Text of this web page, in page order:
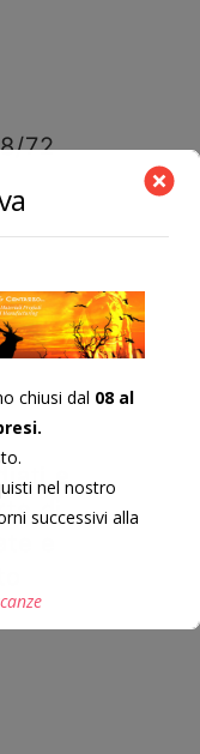
72
e
di
e
chiusi dal 08 al
nel nostro
successivi alla